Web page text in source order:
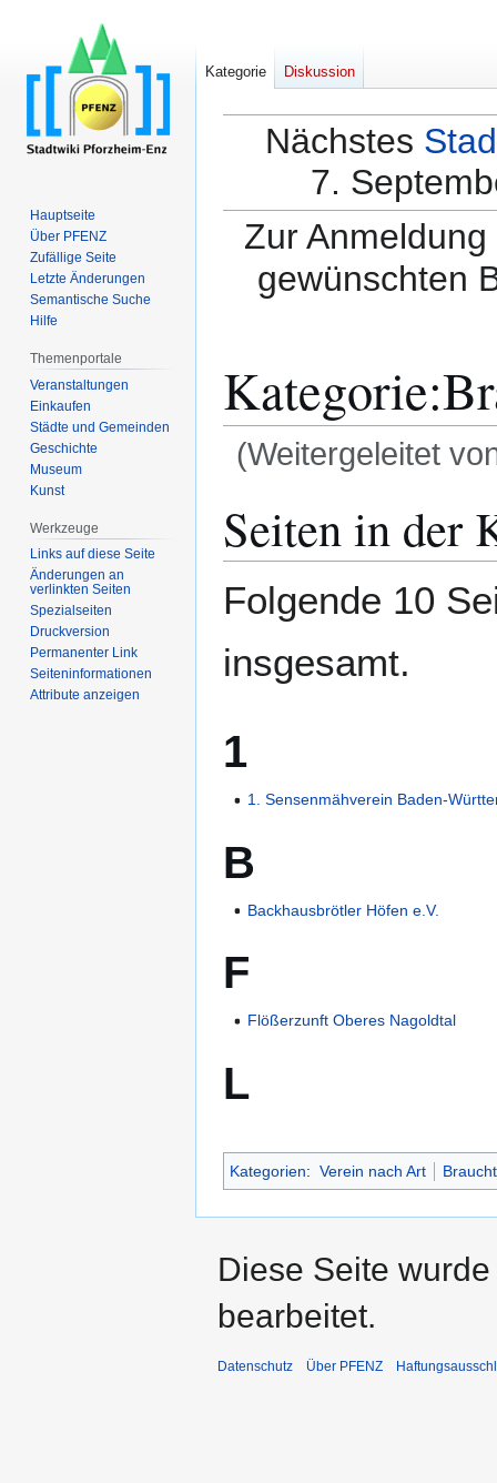
Nächstes
7.
Zur
gewünschten
Kategorie:
(Weitergeleitet
Navigation
springen
Suche
springen
Seiten in der
Folgende 10
insgesamt.
1
1. Sensenmähverein Baden-
B
Backhausbrötler Höfen e.V.
F
Flößerzunft Oberes Nagoldtal
L
Kategorien: Verein nach Art
Kategorie Diskussion
Hauptseite
Über PFENZ
Zufällige Seite
Letzte Änderungen
Semantische Suche
Hilfe
Themenportale
Veranstaltungen
Einkaufen
Städte und Gemeinden
Geschichte
Museum
Kunst
Werkzeuge
Links auf diese Seite
Änderungen an
verlinkten Seiten
Spezialseiten
Druckversion
Permanenter Link
Seiten­­informationen
Attribute anzeigen
Diese Seite
bearbeitet.
Datenschutz Über PFENZ